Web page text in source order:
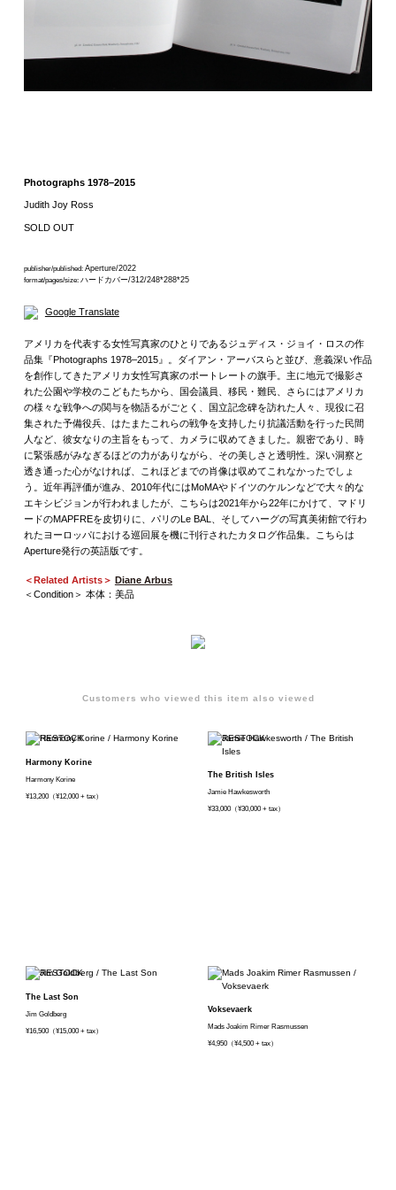
Photographs 1978–2015
Judith Joy Ross
SOLD OUT
publisher/published: Aperture/2022
format/pages/size: ハードカバー/312/248*288*25
Google Translate
アメリカを代表する女性写真家のひとりであるジュディス・ジョイ・ロスの作
品集『Photographs 1978–2015』。ダイアン・アーバスらと並び、意義深い作品
を創作してきたアメリカ女性写真家のポートレートの旗手。主に地元で撮影さ
れた公園や学校のこどもたちから、国会議員、移民・難民、さらにはアメリカ
の様々な戦争への関与を物語るがごとく、国立記念碑を訪れた人々、現役に召
集された予備役兵、はたまたこれらの戦争を支持したり抗議活動を行った民間
人など、彼女なりの主旨をもって、カメラに収めてきました。親密であり、時
に緊張感がみなぎるほどの力がありながら、その美しさと透明性。深い洞察と
透き通った心がなければ、これほどまでの肖像は収めてこれなかったでしょ
う。近年再評価が進み、2010年代にはMoMAやドイツのケルンなどで大々的な
エキシビジョンが行われましたが、こちらは2021年から22年にかけて、マドリ
ードのMAPFREを皮切りに、パリのLe BAL、そしてハーグの写真美術館で行わ
れたヨーロッパにおける巡回展を機に刊行されたカタログ作品集。こちらは
Aperture発行の英語版です。
＜Related Artists＞ Diane Arbus
＜Condition＞ 本体：美品
Customers who viewed this item also viewed
Harmony Korine
Harmony Korine
¥13,200（¥12,000 + tax）
The British Isles
Jamie Hawkesworth
¥33,000（¥30,000 + tax）
The Last Son
Jim Goldberg
¥16,500（¥15,000 + tax）
Voksevaerk
Mads Joakim Rimer Rasmussen
¥4,950（¥4,500 + tax）